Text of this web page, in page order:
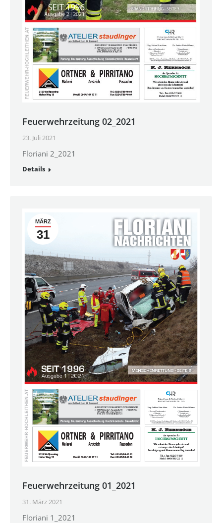
Feuerwehrzeitung 02_2021
23. Juli 2021
Floriani 2_2021
Details
MÄRZ
31
Feuerwehrzeitung 01_2021
31. März 2021
Floriani 1_2021